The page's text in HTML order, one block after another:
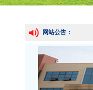
网站公告：